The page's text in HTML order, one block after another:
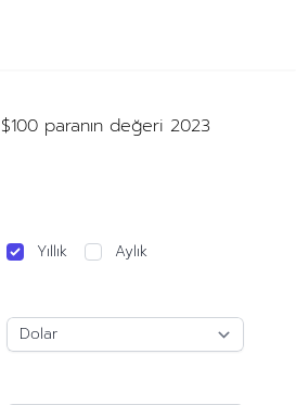
paranın değeri 2023
Yıllık Aylık